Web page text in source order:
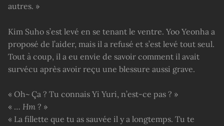
autres. »
Kim Suho s’est levé en se tenant le ventre. Yoo Yeonha a
proposé de l’aider, mais il a refusé et s’est levé tout seul.
Tout à coup, il a eu envie de savoir comment il avait
survécu après avoir reçu une blessure aussi grave.
« Oh~ Ça ? Tu connais Yi Yuri, n’est-ce pas ? »
« … Hm ? »
« La fillette que tu as sauvée il y a longtemps. Tu te